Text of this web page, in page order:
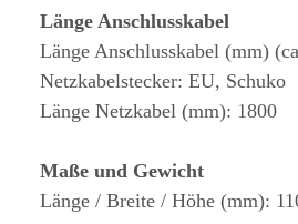
Länge Anschlusskabel
Länge Anschlusskabel (mm)
Netzkabelstecker: EU, Schuko
Länge Netzkabel (mm): 1800
Maße und Gewicht
Länge / Breite / Höhe (mm):